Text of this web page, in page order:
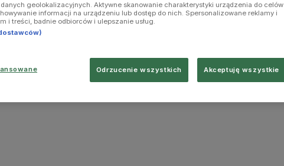
danych geolokalizacyjnych. Aktywne skanowanie charakterystyki urządzenia do celów
informacji na urządzeniu lub dostęp do nich. Spersonalizowane reklamy i
i treści, badnie odbiorców i ulepszanie usług.
Odrzucenie wszystkich Akceptuję wszystkie